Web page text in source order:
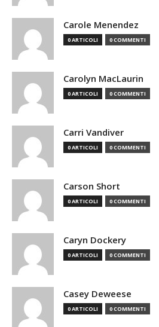
Carole Menendez
0 ARTICOLI 0 COMMENTI
Carolyn MacLaurin
0 ARTICOLI 0 COMMENTI
Carri Vandiver
0 ARTICOLI 0 COMMENTI
Carson Short
0 ARTICOLI 0 COMMENTI
Caryn Dockery
0 ARTICOLI 0 COMMENTI
Casey Deweese
0 ARTICOLI 0 COMMENTI